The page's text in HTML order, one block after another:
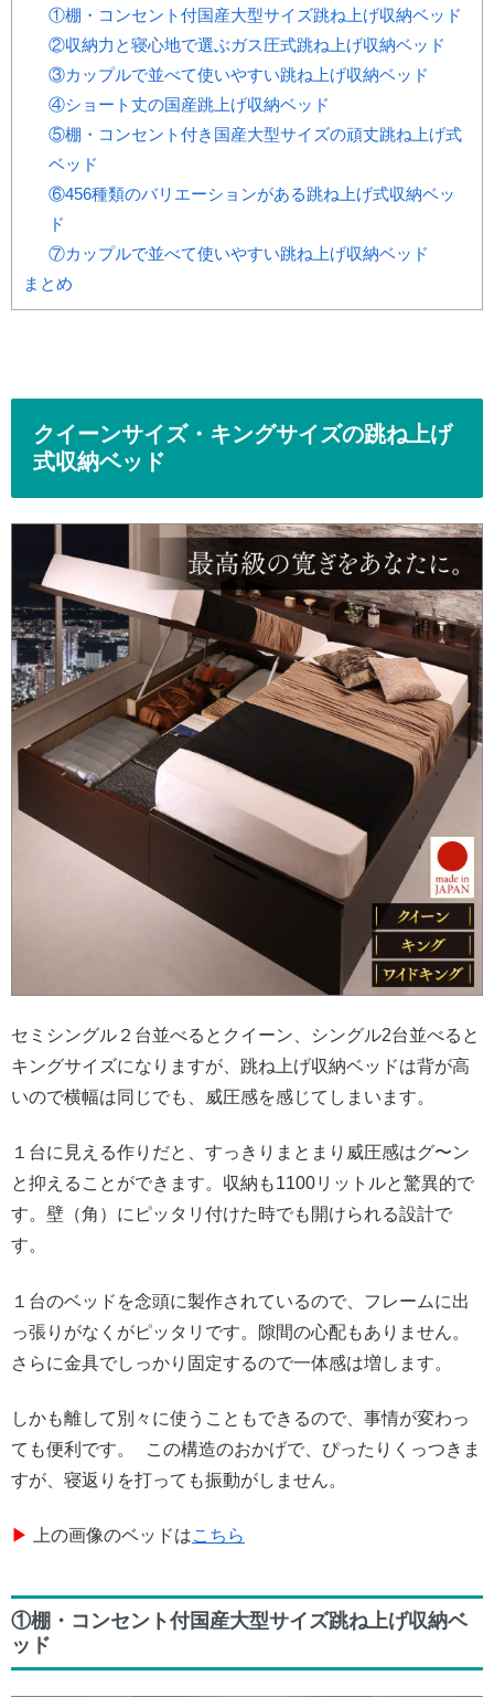
①棚・コンセント付国産大型サイズ跳ね上げ収納ベッド
②収納力と寝心地で選ぶガス圧式跳ね上げ収納ベッド
③カップルで並べて使いやすい跳ね上げ収納ベッド
④ショート丈の国産跳上げ収納ベッド
⑤棚・コンセント付き国産大型サイズの頑丈跳ね上げ式
ベッド
⑥456種類のバリエーションがある跳ね上げ式収納ベッ
ド
⑦カップルで並べて使いやすい跳ね上げ収納ベッド
まとめ
クイーンサイズ・キングサイズの跳ね上げ
式収納ベッド
セミシングル２台並べるとクイーン、シングル2台並べると
キングサイズになりますが、跳ね上げ収納ベッドは背が高
いので横幅は同じでも、威圧感を感じてしまいます。
１台に見える作りだと、すっきりまとまり威圧感はグ〜ン
と抑えることができます。収納も1100リットルと驚異的で
す。壁（角）にピッタリ付けた時でも開けられる設計で
す。
１台のベッドを念頭に製作されているので、フレームに出
っ張りがなくがピッタリです。隙間の心配もありません。
さらに金具でしっかり固定するので一体感は増します。
しかも離して別々に使うこともできるので、事情が変わっ
ても便利です。 この構造のおかげで、ぴったりくっつきま
すが、寝返りを打っても振動がしません。
▶︎ 上の画像のベッドはこちら
①棚・コンセント付国産大型サイズ跳ね上げ収納ベ
ッド